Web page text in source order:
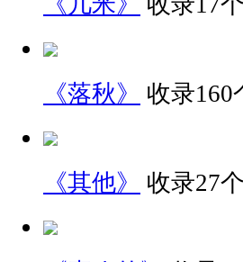
《落秋》 收录160
《其他》 收录27